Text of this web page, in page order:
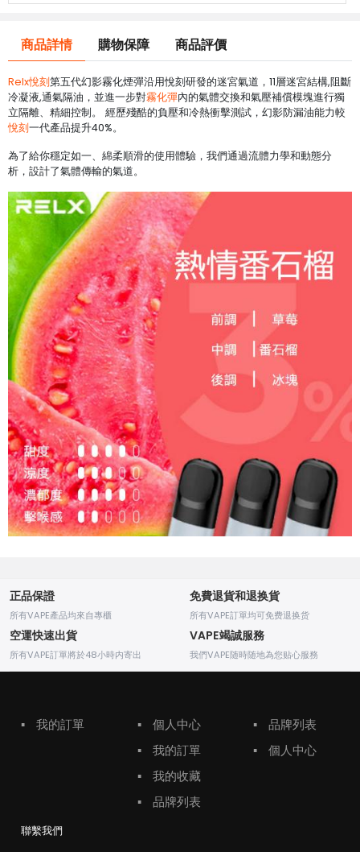
商品詳情 購物保障 商品評價
Relx悅刻第五代幻影霧化煙彈沿用悅刻研發的迷宮氣道，11層迷宮結構,阻斷
冷凝液,通氣隔油，並進一步對霧化彈內的氣體交換和氣壓補償模塊進行獨
立隔離、精細控制。 經歷殘酷的負壓和冷熱衝擊測試，幻影防漏油能力較
悅刻一代產品提升40%。
為了給你穩定如一、綿柔順滑的使用體驗，我們通過流體力學和動態分
析，設計了氣體傳輸的氣道。
正品保證
所有VAPE產品均來自專櫃
免費退貨和退换貨
所有VAPE訂單均可免费退换货
空運快速出貨
所有VAPE訂單將於48小時内寄出
VAPE竭誠服務
我們VAPE随時随地為您贴心服務
▪ 我的訂單 ▪
個人中心
▪
我的訂單
▪
我的收藏
▪
品牌列表
▪
品牌列表
▪
個人中心
聯繫我們